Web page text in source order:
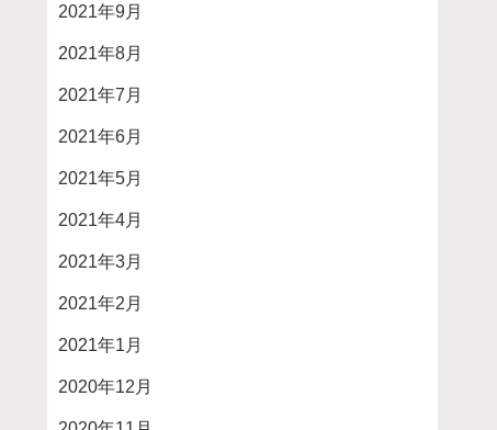
2021年9月
2021年8月
2021年7月
2021年6月
2021年5月
2021年4月
2021年3月
2021年2月
2021年1月
2020年12月